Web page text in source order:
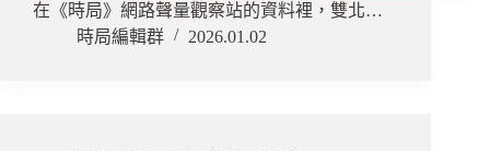
在《時局》網路聲量觀察站的資料裡，雙北…
時局編輯群
2026.01.02